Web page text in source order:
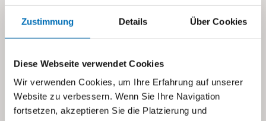
Zustimmung Details Über Cookies
Diese Webseite verwendet Cookies
Wir verwenden Cookies, um Ihre Erfahrung auf unserer
Website zu verbessern. Wenn Sie Ihre Navigation
fortsetzen, akzeptieren Sie die Platzierung und